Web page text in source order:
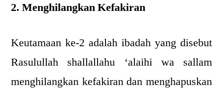
2. Menghilangkan Kefakiran
Keutamaan ke-2 adalah ibadah yang disebut
Rasulullah shallallahu ‘alaihi wa sallam
menghilangkan kefakiran dan menghapuskan